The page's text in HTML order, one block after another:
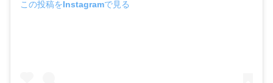
この投稿をInstagramで見る